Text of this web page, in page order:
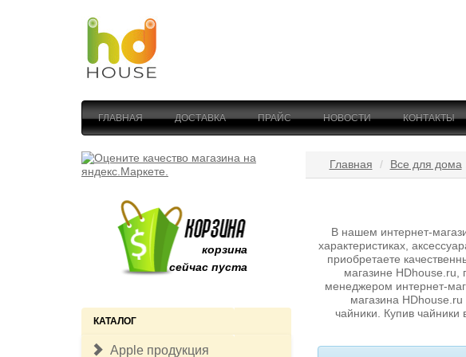
ГЛАВНАЯ ДОСТАВКА ПРАЙС НОВОСТИ КОНТАКТЫ
корзина
сейчас пуста
КАТАЛОГ
Apple продукция
Главная Все для дома
В нашем интернет-
характеристиках,
приобретаете
магазине
менеджером интернет-
магазина HDhouse.ru
чайники. Купив